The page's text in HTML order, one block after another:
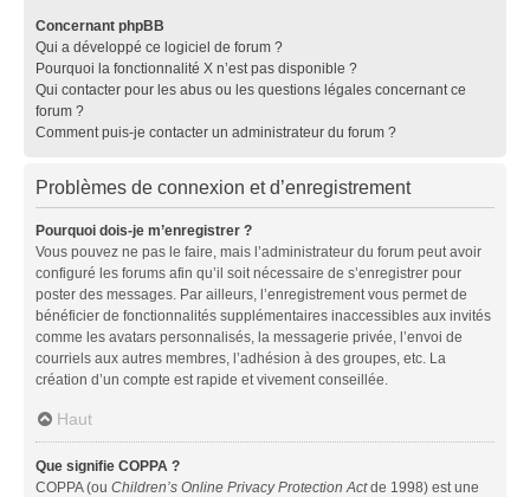
Concernant phpBB
Qui a développé ce logiciel de forum ?
Pourquoi la fonctionnalité X n’est pas disponible ?
Qui contacter pour les abus ou les questions légales concernant ce
forum ?
Comment puis-je contacter un administrateur du forum ?
Problèmes de connexion et d’enregistrement
Pourquoi dois-je m’enregistrer ?
Vous pouvez ne pas le faire, mais l’administrateur du forum peut avoir
configuré les forums afin qu’il soit nécessaire de s’enregistrer pour
poster des messages. Par ailleurs, l’enregistrement vous permet de
bénéficier de fonctionnalités supplémentaires inaccessibles aux invités
comme les avatars personnalisés, la messagerie privée, l’envoi de
courriels aux autres membres, l’adhésion à des groupes, etc. La
création d’un compte est rapide et vivement conseillée.
Haut
Que signifie COPPA ?
COPPA (ou Children’s Online Privacy Protection Actde 1998) est une